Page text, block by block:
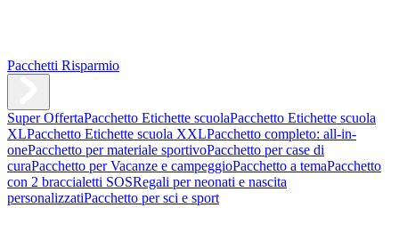
Pacchetti Risparmio
Super OffertaPacchetto Etichette scuolaPacchetto Etichette scuola
XLPacchetto Etichette scuola XXLPacchetto completo: all-in-
onePacchetto per materiale sportivoPacchetto per case di
curaPacchetto per Vacanze e campeggioPacchetto a temaPacchetto
con 2 braccialetti SOSRegali per neonati e nascita
personalizzatiPacchetto per sci e sport